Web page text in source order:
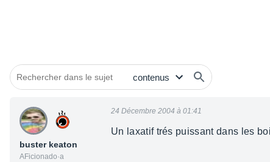
buster keaton
AFicionado·a
24 Décembre 2004 à 01:41
Un laxatif trés puissant dans les